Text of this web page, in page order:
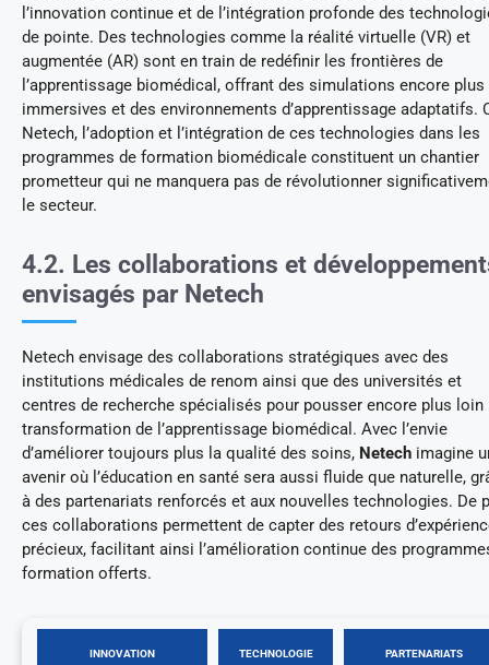
l’innovation continue et de l’intégration profonde des
de pointe. Des technologies comme la réalité virtuelle (VR) et
augmentée (AR) sont en train de redéfinir les frontières de
l’apprentissage biomédical, offrant des simulations encore plus
immersives et des environnements d’apprentissage adaptatifs.
Netech, l’adoption et l’intégration de ces technologies dans les
programmes de formation biomédicale constituent un chantier
prometteur qui ne manquera pas de révolutionner
le secteur.
4.2. Les collaborations et
envisagés par Netech
Netech envisage des collaborations stratégiques avec des
institutions médicales de renom ainsi que des universités et
centres de recherche spécialisés pour pousser encore plus loin
transformation de l’apprentissage biomédical. Avec l’envie
d’améliorer toujours plus la qualité des soins, Netech imagine
avenir où l’éducation en santé sera aussi fluide que naturelle,
à des partenariats renforcés et aux nouvelles technologies. De
ces collaborations permettent de capter des retours
précieux, facilitant ainsi l’amélioration continue des
formation offerts.
INNOVATION TECHNOLOGIE PARTENARIATS